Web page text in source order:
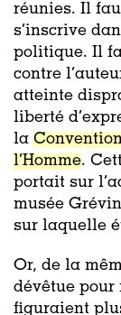
réunies. Il
s’inscrive
politique. Il
contre
atteinte
liberté
la
l’Homme.
portait sur
musée
sur laquelle
Or, de la
dévêtue pour
figuraient